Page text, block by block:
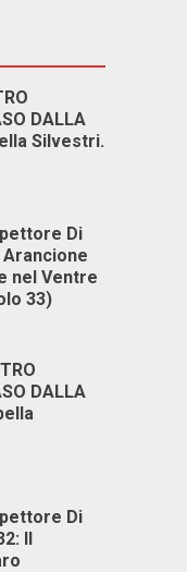
DALLA
Silvestri.
Di
Arancione
nel Ventre
33)
DALLA
Di
Il